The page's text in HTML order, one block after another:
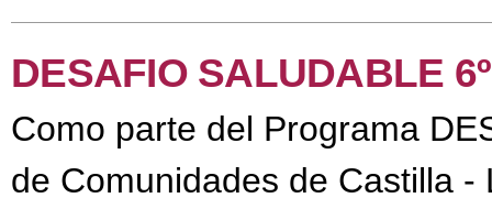
DESAFIO SALUDABLE
Como parte del Programa
de Comunidades de Castilla -